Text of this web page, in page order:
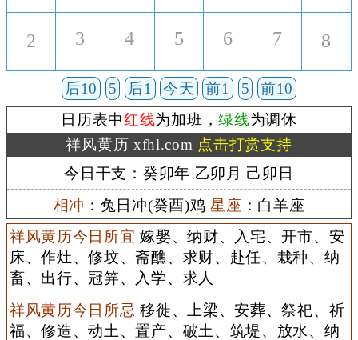
2 3 4 5 6 7 8
后10 5 后1 今天 前1 5
前10
日历表中红线为加班，绿线为调休
祥风黄历 xfhl.com 点击打赏支持
今日干支：癸卯年 乙卯月 己卯日
相冲 ：兔日冲(癸酉)鸡星座 ：白羊座
祥风黄历今日所宜 嫁娶、纳财、入宅、开市、安
床、作灶、修坟、斋醮、求财、赴任、栽种、纳
畜、出行、冠笄、入学、求人
祥风黄历今日所忌 移徙、上梁、安葬、祭祀、祈
福、修造、动土、置产、破土、筑堤、放水、纳